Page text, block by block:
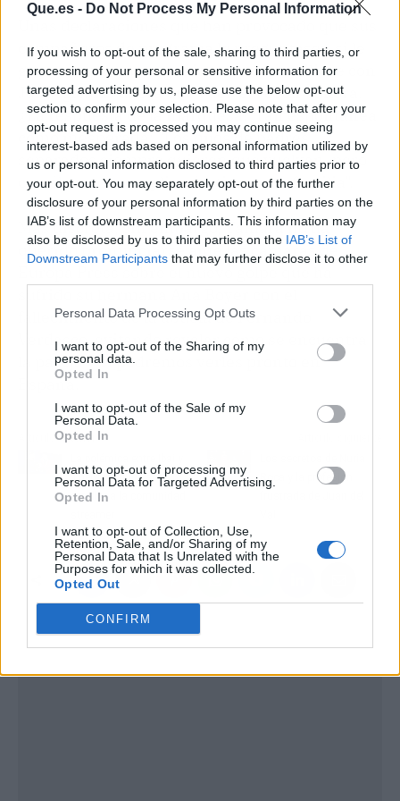
Que.es - Do Not Process My Personal Information
If you wish to opt-out of the sale, sharing to third parties, or
processing of your personal or sensitive information for
targeted advertising by us, please use the below opt-out
section to confirm your selection. Please note that after your
opt-out request is processed you may continue seeing
interest-based ads based on personal information utilized by
us or personal information disclosed to third parties prior to
your opt-out. You may separately opt-out of the further
disclosure of your personal information by third parties on the
IAB’s list of downstream participants. This information may
also be disclosed by us to third parties on the IAB’s List of
Downstream Participants that may further disclose it to other
Personal Data Processing Opt Outs
I want to opt-out of the Sharing of my
personal data.
Opted In
I want to opt-out of the Sale of my
Personal Data.
Opted In
I want to opt-out of processing my
Personal Data for Targeted Advertising.
Opted In
I want to opt-out of Collection, Use,
Retention, Sale, and/or Sharing of my
Personal Data that Is Unrelated with the
Purposes for which it was collected.
Opted Out
CONFIRM
compañeros de programa le preguntasen si le
gustaría que su progenitora se reconciliase con
Julio Iglesias ahora que vuelve a estar soltera.
¿La respuesta de la marquesa? Tan espontánea
como inesperada: "Los hijos de padres
separados siempre quieren que vuelvan, pero
con él se nos complicaría, tiene una familia".
Más discreta, sin embargo, Tamara no ha
querido pronunciarse ante las cámaras de
Europa Press sobre el nuevo golpe que ha
fallecimiento de la abuela de Fernando
Verdasco, evitando revelar cómo se encuentra
la pareja y si podremos verles pronto en
España.
Artículo anterior
TheGrefg que hace
estallar a la comunidad
Roca y la profesión